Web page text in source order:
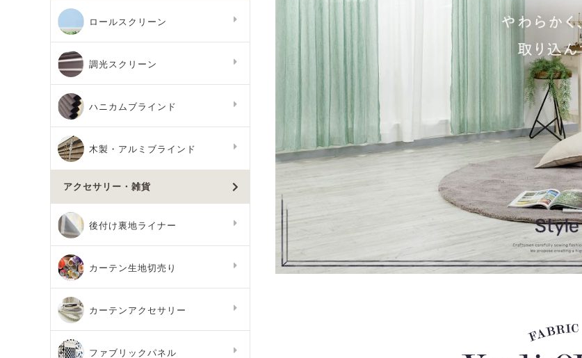
ロールスクリーン
調光スクリーン
ハニカムブラインド
木製・アルミブラインド
アクセサリー・雑貨
後付け裏地ライナー
カーテン生地切売り
カーテンアクセサリー
ファブリックパネル